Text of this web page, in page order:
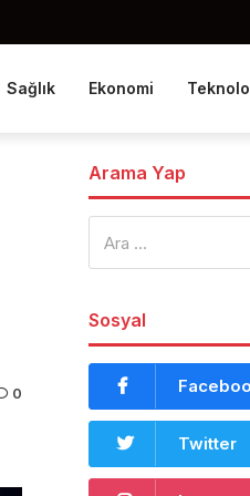
Sağlık Ekonomi
0
Arama Yap
Sosyal
Twitter